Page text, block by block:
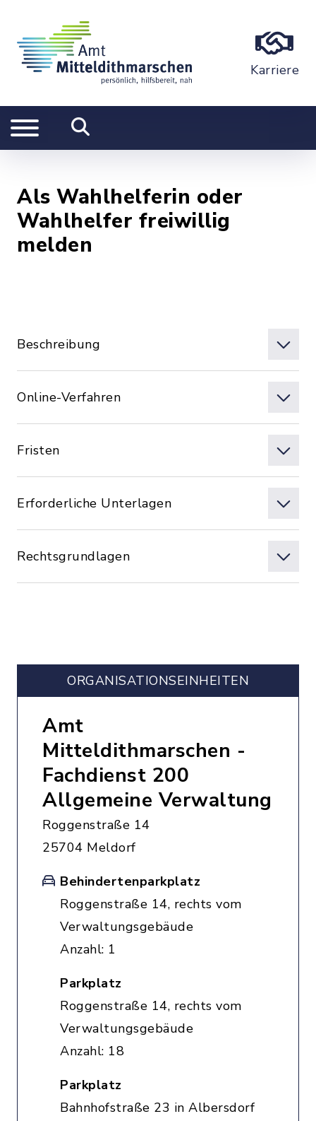
Karriere
Als Wahlhelferin oder
Wahlhelfer freiwillig
melden
Beschreibung
Online-Verfahren
Fristen
Erforderliche Unterlagen
Rechtsgrundlagen
ORGANISATIONS­EINHEITEN
Amt
Mitteldithmarschen -
Fachdienst 200
Allgemeine Verwaltung
Roggenstraße 14
25704 Meldorf
Behindertenparkplatz
Roggenstraße 14, rechts vom
Verwaltungsgebäude
Anzahl: 1
Parkplatz
Roggenstraße 14, rechts vom
Verwaltungsgebäude
Anzahl: 18
Parkplatz
Bahnhofstraße 23 in Albersdorf